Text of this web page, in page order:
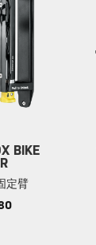
BIKE
定臂